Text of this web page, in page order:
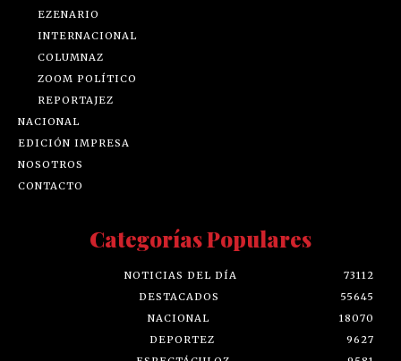
EZENARIO
INTERNACIONAL
COLUMNAZ
ZOOM POLÍTICO
REPORTAJEZ
NACIONAL
EDICIÓN IMPRESA
NOSOTROS
CONTACTO
Categorías Populares
NOTICIAS DEL DÍA
73112
DESTACADOS
55645
NACIONAL
18070
DEPORTEZ
9627